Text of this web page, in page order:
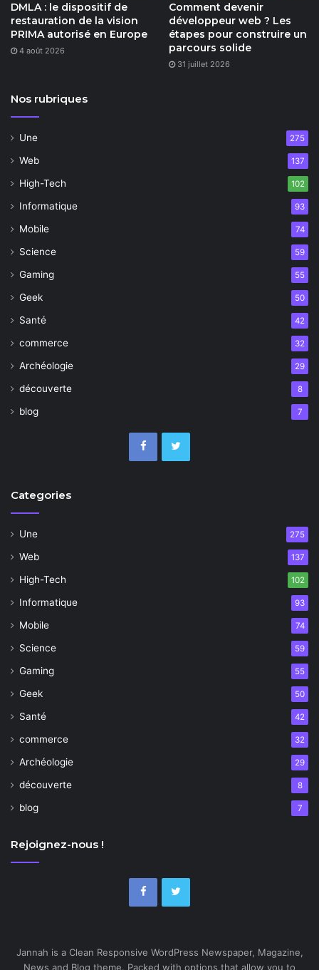
DMLA : le dispositif de
restauration de la vision
PRIMA autorisé en Europe
4 août 2026
Comment devenir
développeur web ? Les
étapes pour construire un
parcours solide
31 juillet 2026
Nos rubriques
Une 275
Web 137
High-Tech 102
Informatique 93
Mobile 74
Science 59
Gaming 55
Geek 50
Santé 42
commerce 32
Archéologie 29
découverte 8
blog 7
Categories
Une 275
Web 137
High-Tech 102
Informatique 93
Mobile 74
Science 59
Gaming 55
Geek 50
Santé 42
commerce 32
Archéologie 29
découverte 8
blog 7
Rejoignez-nous !
Jannah is a Clean Responsive WordPress Newspaper, Magazine,
News and Blog theme. Packed with options that allow you to